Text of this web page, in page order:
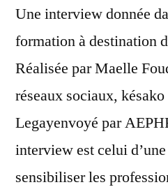
Une interview donnée
formation à destination
Réalisée par Maelle
réseaux sociaux,
Legayenvoyé par
interview est celui
sensibiliser les